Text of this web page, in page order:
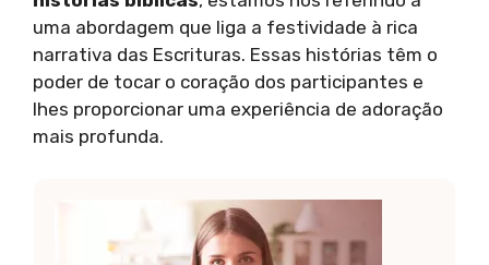
uma abordagem que liga a festividade à rica
narrativa das Escrituras. Essas histórias têm o
poder de tocar o coração dos participantes e
lhes proporcionar uma experiência de adoração
mais profunda.